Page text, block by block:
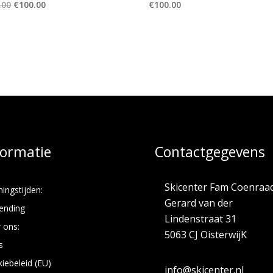
Oorspronkelijke
€100.00Huidige
€100.00
ons:
(EU)
Contactgegevens
Skicenter Fam
Gerard van der
Lindenstraat 31
5063 CJ OisterwijK
info@skicenter.nl